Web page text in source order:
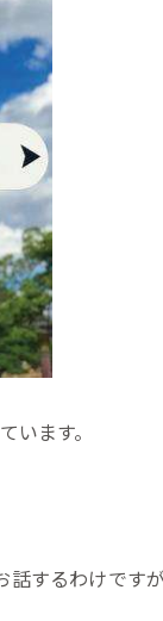
ます。
するわけですが